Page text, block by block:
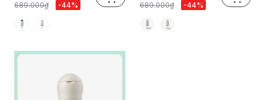
689.000₫ -44% 689.000₫ -44%